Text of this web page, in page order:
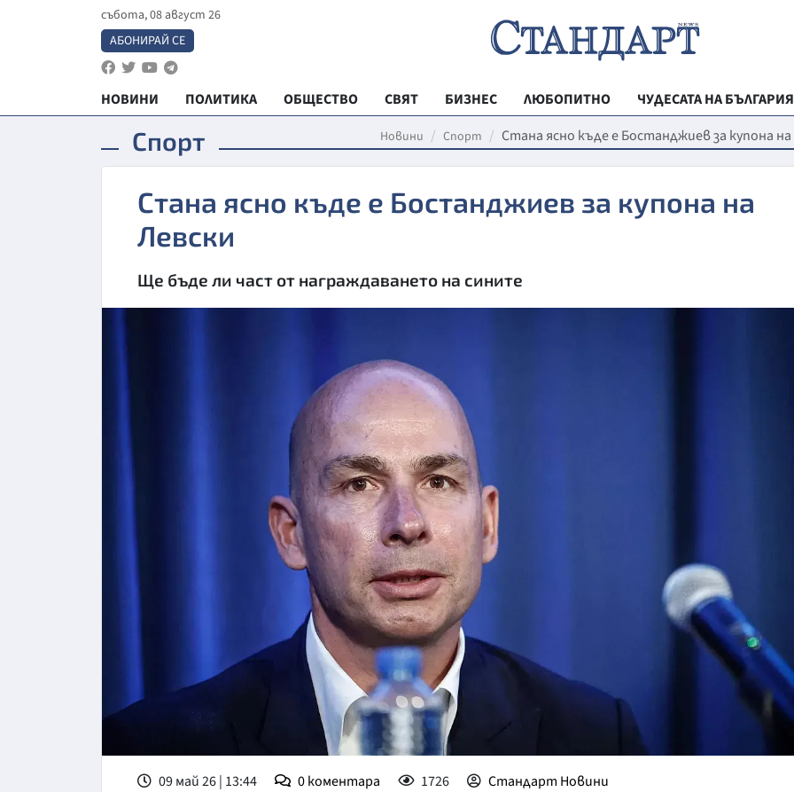
събота, 08 август 26
АБОНИРАЙ СЕ
НОВИНИ ПОЛИТИКА ОБЩЕСТВО СВЯТ БИЗНЕС ЛЮБОПИТНО
ЧУДЕСАТА НА БЪЛГАРИЯ
РЕГИОНАЛНИ
ВЕСТНИК
МЛАДЕЖКА
ОБЯВИ
ВОЙНАТА В
ВРЕМЕТО
Спорт Новини Спорт Стана ясно къде е Бостанджиев за купона на
Стана ясно къде е Бостанджиев за купона на
Левски
Ще бъде ли част от награждаването на сините
09 май 26 | 13:44 0коментара 1726 Стандарт Новини